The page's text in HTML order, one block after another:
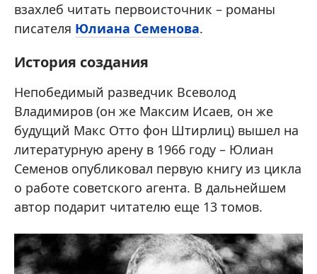
взахлеб читать первоисточник – романы
писателя Юлиана Семенова.
История создания
Непобедимый разведчик Всеволод
Владимиров (он же Максим Исаев, он же
будущий Макс Отто фон Штирлиц) вышел на
литературную арену в 1966 году – Юлиан
Семенов опубликовал первую книгу из цикла
о работе советского агента. В дальнейшем
автор подарит читателю еще 13 томов.